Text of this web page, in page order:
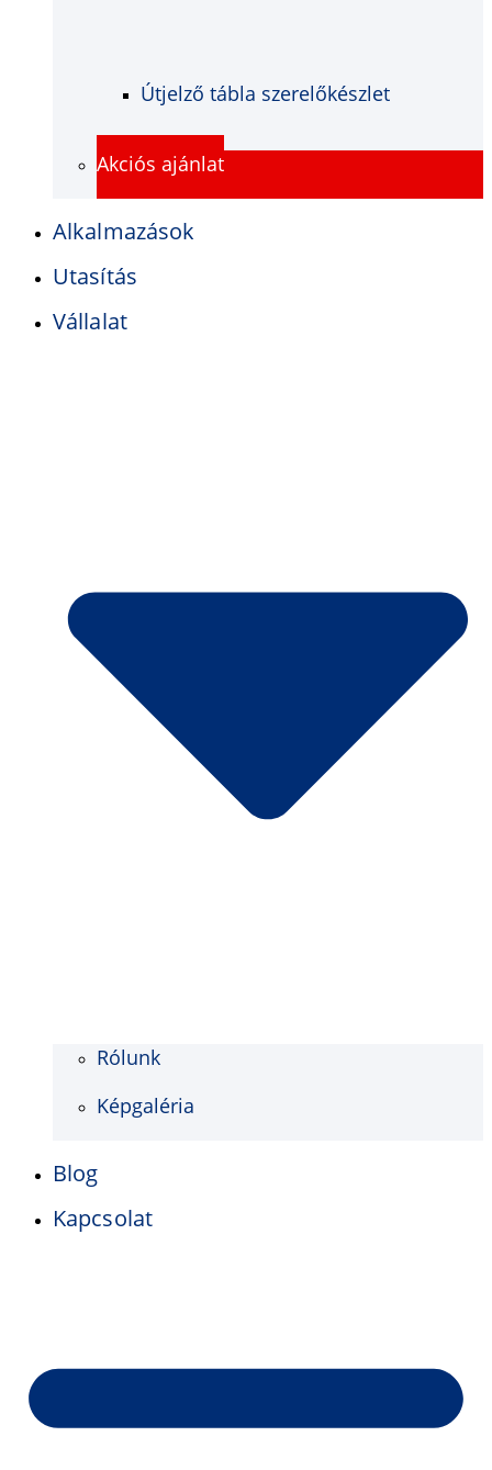
Útjelző tábla szerelőkészlet
Akciós ajánlat
Alkalmazások
Utasítás
Vállalat
Rólunk
Képgaléria
Blog
Kapcsolat